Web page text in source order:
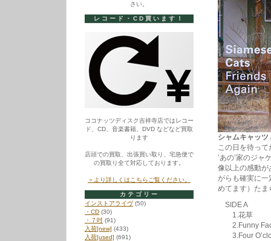
シャムキャッ
この日を待っ
’あの’家のジ
像以上の感動が
がらも確実に一
めてます）たま
SIDE A
1.花草
2.Funny
3.Four
さい。
レコード・CD買います！
ココナッツディスク吉祥寺店ではレコー
ド、CD、音楽書籍、DVD などなど買取
ります
店頭での買取、出張買い取り、宅急便で
の買取り全て対応しております。
＞より詳しくはこちらご覧ください。
カテゴリー
インストアライヴ(50)
・CD (30)
・７吋 (91)
入荷[new] (433)
入荷[used] (691)